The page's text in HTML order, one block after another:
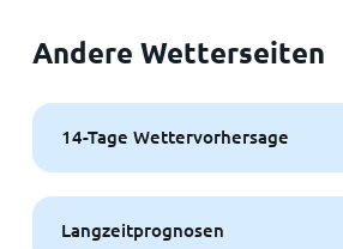
Andere Wetterseiten
14-Tage Wettervorhersage
Langzeitprognosen